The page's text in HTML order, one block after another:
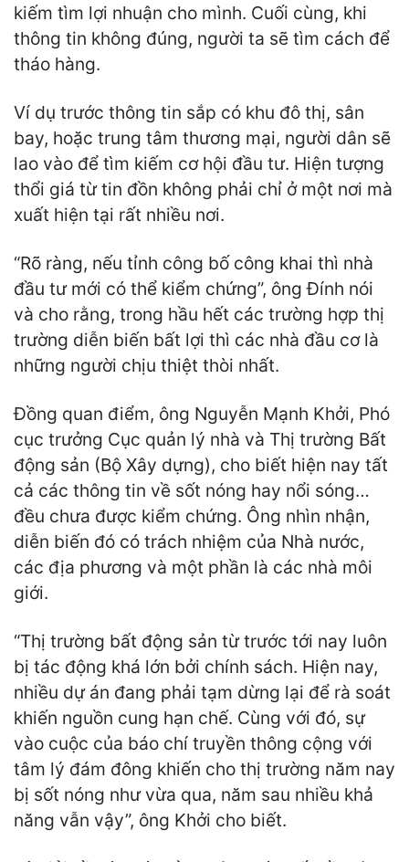
kiếm tìm lợi nhuận cho mình. Cuối cùng, khi
thông tin không đúng, người ta sẽ tìm cách để
tháo hàng.
Ví dụ trước thông tin sắp có khu đô thị, sân
bay, hoặc trung tâm thương mại, người dân sẽ
lao vào để tìm kiếm cơ hội đầu tư. Hiện tượng
thổi giá từ tin đồn không phải chỉ ở một nơi mà
xuất hiện tại rất nhiều nơi.
“Rõ ràng, nếu tỉnh công bố công khai thì nhà
đầu tư mới có thể kiểm chứng”, ông Đính nói
và cho rằng, trong hầu hết các trường hợp thị
trường diễn biến bất lợi thì các nhà đầu cơ là
những người chịu thiệt thòi nhất.
Đồng quan điểm, ông Nguyễn Mạnh Khởi, Phó
cục trưởng Cục quản lý nhà và Thị trường Bất
động sản (Bộ Xây dựng), cho biết hiện nay tất
cả các thông tin về sốt nóng hay nổi sóng…
đều chưa được kiểm chứng. Ông nhìn nhận,
diễn biến đó có trách nhiệm của Nhà nước,
các địa phương và một phần là các nhà môi
giới.
“Thị trường bất động sản từ trước tới nay luôn
bị tác động khá lớn bởi chính sách. Hiện nay,
nhiều dự án đang phải tạm dừng lại để rà soát
khiến nguồn cung hạn chế. Cùng với đó, sự
vào cuộc của báo chí truyền thông cộng với
tâm lý đám đông khiến cho thị trường năm nay
bị sốt nóng như vừa qua, năm sau nhiều khả
năng vẫn vậy”, ông Khởi cho biết.